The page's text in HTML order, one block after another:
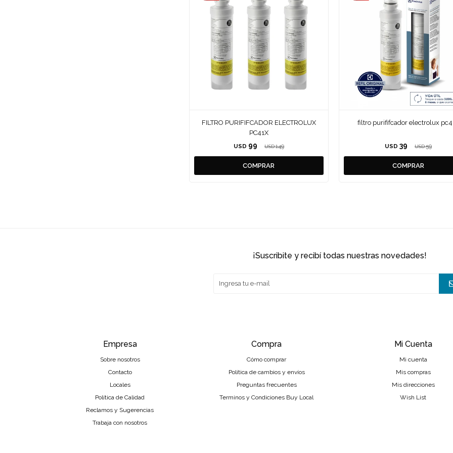
FILTRO PURIFIFCADOR ELECTROLUX
PC41X
USD 99 USD 149
filtro purififcador electrolux
USD 39 USD 59
Empresa
Sobre nosotros
Contacto
Locales
Política de Calidad
Reclamos y Sugerencias
Trabaja con nosotros
Compra
Cómo comprar
Política de cambios y envíos
Preguntas frecuentes
Terminos y Condiciones Buy Local
Mi Cuenta
Mi cuenta
Mis compras
Mis direcciones
Wish List
¡suscribite y recibí todas nuestras novedades!